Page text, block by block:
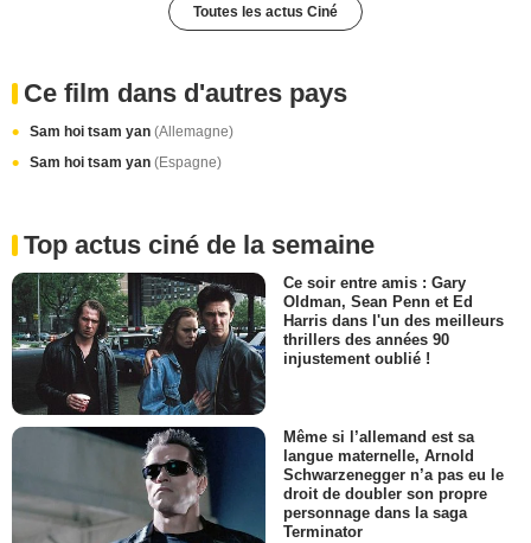
Toutes les actus Ciné
Ce film dans d'autres pays
Sam hoi tsam yan (Allemagne)
Sam hoi tsam yan (Espagne)
Top actus ciné de la semaine
Ce soir entre amis : Gary
Oldman, Sean Penn et Ed
Harris dans l'un des meilleurs
thrillers des années 90
injustement oublié !
Même si l’allemand est sa
langue maternelle, Arnold
Schwarzenegger n’a pas eu le
droit de doubler son propre
personnage dans la saga
Terminator